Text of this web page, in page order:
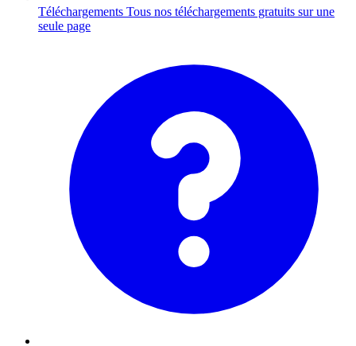
Téléchargements Tous nos téléchargements gratuits sur une
seule page